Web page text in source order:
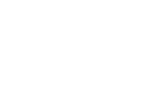
отдыха, туристическое